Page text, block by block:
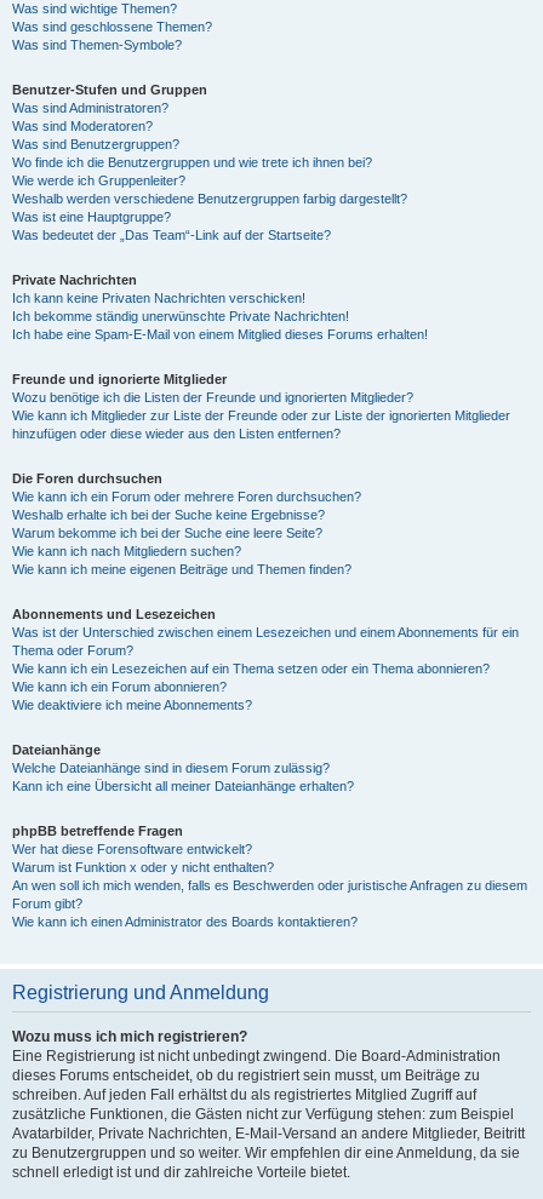
Was sind wichtige Themen?
Was sind geschlossene Themen?
Was sind Themen-Symbole?
Benutzer-Stufen und Gruppen
Was sind Administratoren?
Was sind Moderatoren?
Was sind Benutzergruppen?
Wo finde ich die Benutzergruppen und wie trete ich ihnen bei?
Wie werde ich Gruppenleiter?
Weshalb werden verschiedene Benutzergruppen farbig dargestellt?
Was ist eine Hauptgruppe?
Was bedeutet der „Das Team“-Link auf der Startseite?
Private Nachrichten
Ich kann keine Privaten Nachrichten verschicken!
Ich bekomme ständig unerwünschte Private Nachrichten!
Ich habe eine Spam-E-Mail von einem Mitglied dieses Forums erhalten!
Freunde und ignorierte Mitglieder
Wozu benötige ich die Listen der Freunde und ignorierten Mitglieder?
Wie kann ich Mitglieder zur Liste der Freunde oder zur Liste der ignorierten Mitglieder
hinzufügen oder diese wieder aus den Listen entfernen?
Die Foren durchsuchen
Wie kann ich ein Forum oder mehrere Foren durchsuchen?
Weshalb erhalte ich bei der Suche keine Ergebnisse?
Warum bekomme ich bei der Suche eine leere Seite?
Wie kann ich nach Mitgliedern suchen?
Wie kann ich meine eigenen Beiträge und Themen finden?
Abonnements und Lesezeichen
Was ist der Unterschied zwischen einem Lesezeichen und einem Abonnements für ein
Thema oder Forum?
Wie kann ich ein Lesezeichen auf ein Thema setzen oder ein Thema abonnieren?
Wie kann ich ein Forum abonnieren?
Wie deaktiviere ich meine Abonnements?
Dateianhänge
Welche Dateianhänge sind in diesem Forum zulässig?
Kann ich eine Übersicht all meiner Dateianhänge erhalten?
phpBB betreffende Fragen
Wer hat diese Forensoftware entwickelt?
Warum ist Funktion x oder y nicht enthalten?
An wen soll ich mich wenden, falls es Beschwerden oder juristische Anfragen zu diesem
Forum gibt?
Wie kann ich einen Administrator des Boards kontaktieren?
Registrierung und Anmeldung
Wozu muss ich mich registrieren?
Eine Registrierung ist nicht unbedingt zwingend. Die Board-Administration
dieses Forums entscheidet, ob du registriert sein musst, um Beiträge zu
schreiben. Auf jeden Fall erhältst du als registriertes Mitglied Zugriff auf
zusätzliche Funktionen, die Gästen nicht zur Verfügung stehen: zum Beispiel
Avatarbilder, Private Nachrichten, E-Mail-Versand an andere Mitglieder, Beitritt
zu Benutzergruppen und so weiter. Wir empfehlen dir eine Anmeldung, da sie
schnell erledigt ist und dir zahlreiche Vorteile bietet.